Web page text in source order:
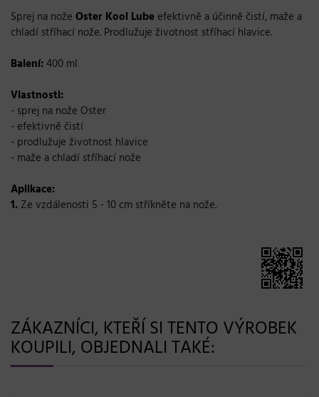
Sprej na nože Oster Kool Lube efektivně a účinně čistí, maže a
chladí stříhací nože. Prodlužuje životnost stříhací hlavice.
Balení:400 ml
Vlastnosti:
- sprej na nože Oster
- efektivně čistí
- prodlužuje životnost hlavice
- maže a chladí stříhací nože
Aplikace:
1. Ze vzdálenosti 5 - 10 cm stříkněte na nože.
ZÁKAZNÍCI, KTEŘÍ SI TENTO VÝROBEK
KOUPILI, OBJEDNALI TAKÉ: